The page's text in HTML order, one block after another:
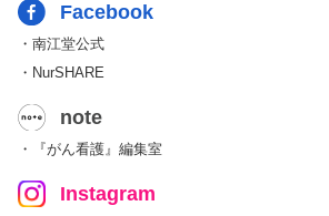
Facebook
・南江堂公式
・NurSHARE
note
・『がん看護』編集室
Instagram